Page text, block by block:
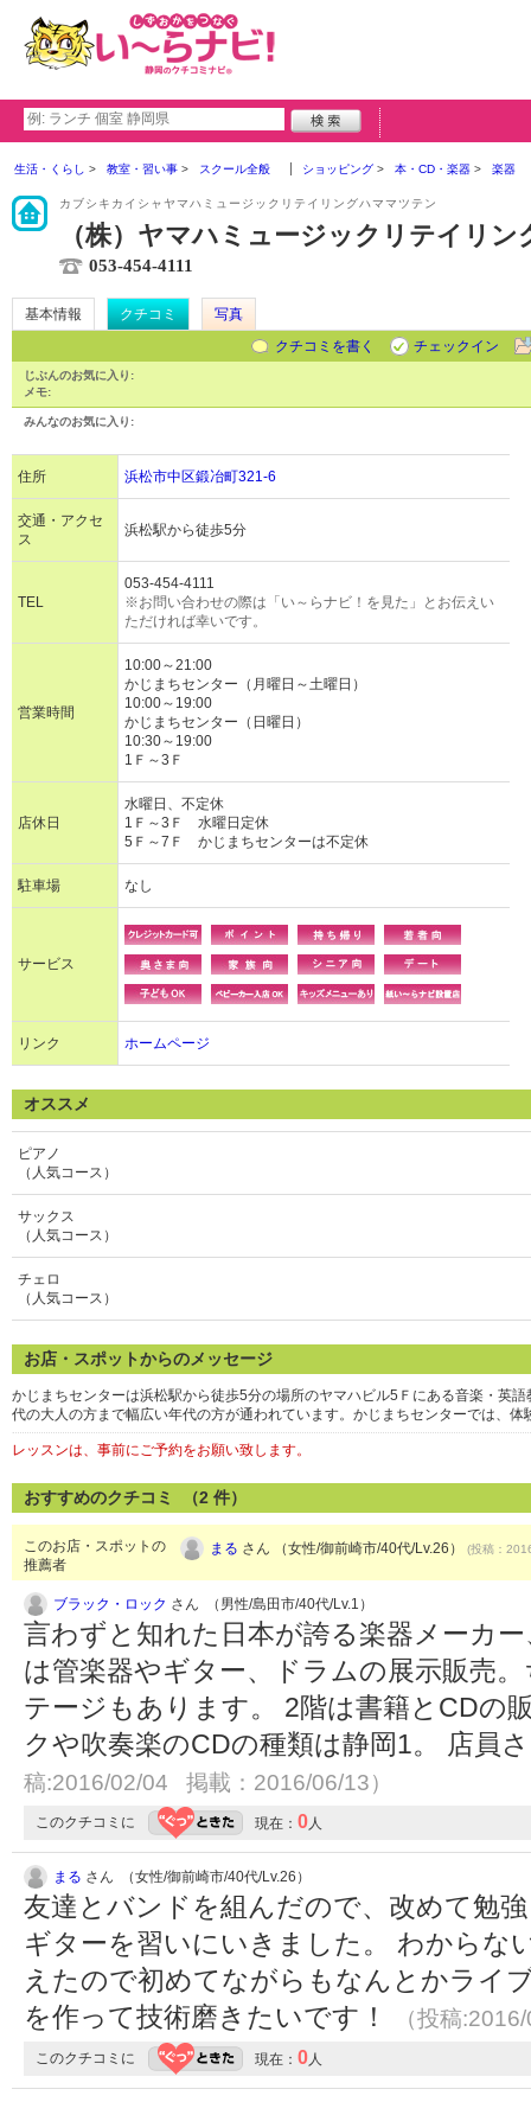
生活・くらし 教室・習い事 スクール全般 ショッピング 本・CD・楽器 楽器
カブシキカイシャヤマハミュージックリテイリングハママツテン
（株）ヤマハミュージックリテイリン
053-454-4111
基本情報 クチコミ
写真
クチコミを書く
チェックイン
じぶんのお気に入り:
メモ:
みんなのお気に入り:
住所 浜松市中区鍛冶町321-6
交通・アクセ
ス
浜松駅から徒歩5分
TEL
053-454-4111
※お問い合わせの際は「い～らナビ！を見た」とお伝えい
ただければ幸いです。
営業時間
10:00～21:00
かじまちセンター（月曜日～土曜日）
10:00～19:00
かじまちセンター（日曜日）
10:30～19:00
1Ｆ～3Ｆ
店休日
水曜日、不定休
1Ｆ～3Ｆ 水曜日定休
5Ｆ～7Ｆ かじまちセンターは不定休
駐車場 なし
サービス
リンク ホームページ
オススメ
ピアノ
（人気コース）
サックス
（人気コース）
チェロ
（人気コース）
お店・スポットからのメッセージ
かじまちセンターは浜松駅から徒歩5分の場所のヤマハビル5Ｆにある音楽・英
代の大人の方まで幅広い年代の方が通われています。かじまちセンターでは、
レッスンは、事前にご予約をお願い致します。
おすすめのクチコミ （2 件）
このお店・スポットの
推薦者
まる さん （女性/御前崎市/40代/Lv.26） (投稿：
ブラック・ロック さん （男性/島田市/40代/Lv.1）
言わずと知れた日本が誇る楽器メーカ
は管楽器やギター、ドラムの展示販売
テージもあります。 2階は書籍とCDの
クや吹奏楽のCDの種類は静岡1。 店員
稿:2016/02/04 掲載：2016/06/13）
このクチコミに 現在： 0人
まる さん （女性/御前崎市/40代/Lv.26）
友達とバンドを組んだので、改めて勉
ギターを習いにいきました。 わからな
えたので初めてながらもなんとかライ
を作って技術磨きたいです！
（投稿
このクチコミに 現在： 0人